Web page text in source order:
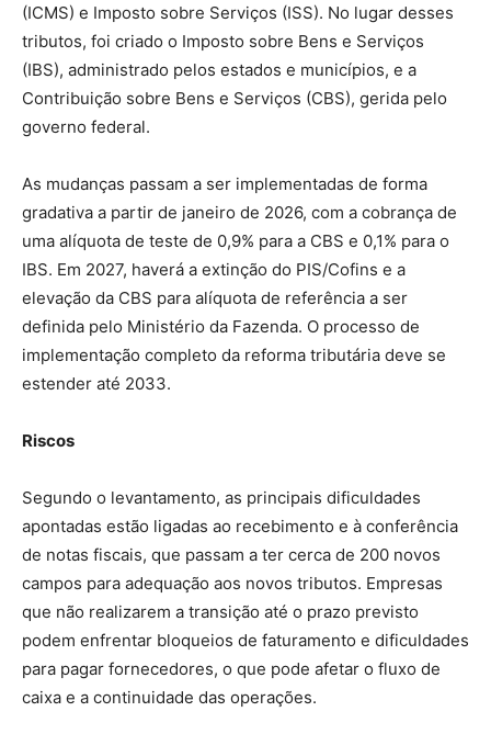
(ICMS) e Imposto sobre Serviços (ISS). No lugar desses
tributos, foi criado o Imposto sobre Bens e Serviços
(IBS), administrado pelos estados e municípios, e a
Contribuição sobre Bens e Serviços (CBS), gerida pelo
governo federal.
As mudanças passam a ser implementadas de forma
gradativa a partir de janeiro de 2026, com a cobrança de
uma alíquota de teste de 0,9% para a CBS e 0,1% para o
IBS. Em 2027, haverá a extinção do PIS/Cofins e a
elevação da CBS para alíquota de referência a ser
definida pelo Ministério da Fazenda. O processo de
implementação completo da reforma tributária deve se
estender até 2033.
Riscos
Segundo o levantamento, as principais dificuldades
apontadas estão ligadas ao recebimento e à conferência
de notas fiscais, que passam a ter cerca de 200 novos
campos para adequação aos novos tributos. Empresas
que não realizarem a transição até o prazo previsto
podem enfrentar bloqueios de faturamento e dificuldades
para pagar fornecedores, o que pode afetar o fluxo de
caixa e a continuidade das operações.